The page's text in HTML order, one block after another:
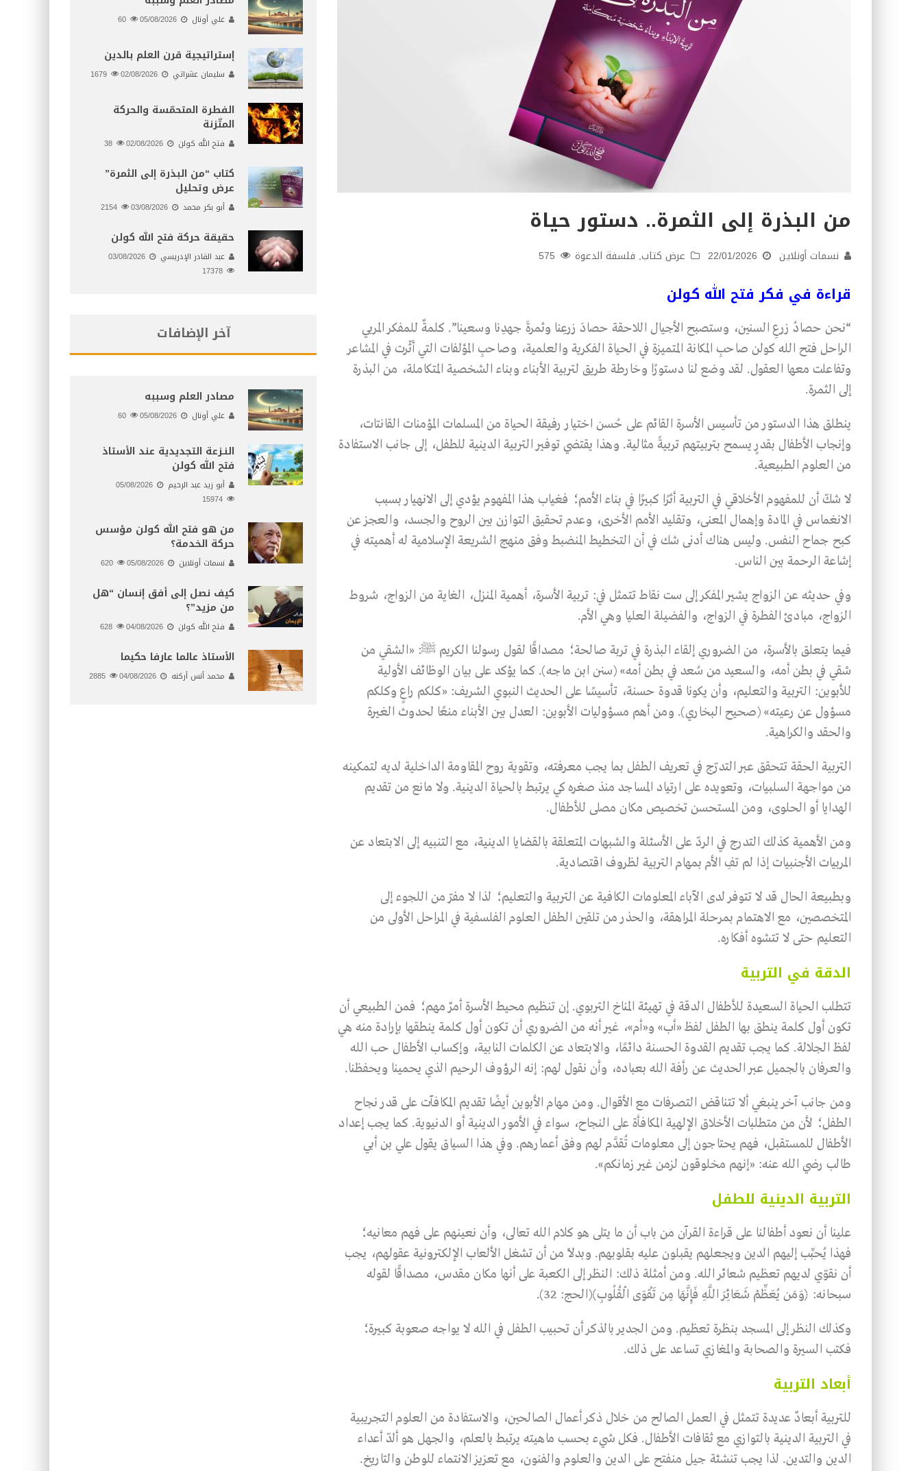
من البذرة إلى الثمرة.. دستور حياة
نسمات أونلاين 22/01/2026 عرض كتاب, فلسفة الدعوة
قراءة في فكر فتح الله كولن
“نحن حصادُ زرعِ السنين، وستصبح الأجيال اللاحقة حصادَ زرعِنا وثمرةَ جهدِنا وسعينا”. كلمةٌ للمفكر المربي
الراحل فتح الله كولن صاحبِ المكانة المتميزة في الحياة الفكرية والعلمية، وصاحبِ المؤلفات التي أثّرت في المشاعر
وتفاعلت معها العقول. لقد وضع لنا دستورًا وخارطة طريق لتربية الأبناء وبناء الشخصية المتكاملة، من البذرة
إلى الثمرة.
ينطلق هذا الدستور من تأسيس الأسرة القائم على حُسن اختيار رفيقة الحياة من المسلمات المؤمنات القانتات،
وإنجاب الأطفال بقدرٍ يسمح بتربيتهم تربيةً مثالية. وهذا يقتضي توفير التربية الدينية للطفل، إلى جانب الاستفادة
من العلوم الطبيعية.
لا شكّ أن للمفهوم الأخلاقي في التربية أثرًا كبيرًا في بناء الأمم؛ فغياب هذا المفهوم يؤدي إلى الانهيار بسبب
الانغماس في المادة وإهمال المعنى، وتقليد الأمم الأخرى، وعدم تحقيق التوازن بين الروح والجسد، والعجز عن
كبح جماح النفس. وليس هناك أدنى شك في أن التخطيط المنضبط وفق منهج الشريعة الإسلامية له أهميته في
إشاعة الرحمة بين الناس.
وفي حديثه عن الزواج يشير المفكر إلى ست نقاط تتمثل في: تربية الأسرة، أهمية المنزل، الغاية من الزواج، شروط
الزواج، مبادئ الفطرة في الزواج، والفضيلة العليا وهي الأم.
فيما يتعلق بالأسرة، من الضروري إلقاء البذرة في تربة صالحة؛ مصداقًا لقول رسولنا الكريم ﷺ: «الشقي من
شقي في بطن أمه، والسعيد من سُعد في بطن أمه» (سنن ابن ماجه). كما يؤكد على بيان الوظائف الأولية
للأبوين: التربية والتعليم، وأن يكونا قدوة حسنة، تأسيسًا على الحديث النبوي الشريف: «كلكم راعٍ وكلكم
مسؤول عن رعيته» (صحيح البخاري). ومن أهم مسؤوليات الأبوين: العدل بين الأبناء منعًا لحدوث الغيرة
والحقد والكراهية.
التربية الحقة تتحقق عبر التدرّج في تعريف الطفل بما يجب معرفته، وتقوية روح المقاومة الداخلية لديه لتمكينه
من مواجهة السلبيات، وتعويده على ارتياد المساجد منذ صغره كي يرتبط بالحياة الدينية. ولا مانع من تقديم
الهدايا أو الحلوى، ومن المستحسن تخصيص مكان مصلى للأطفال.
ومن الأهمية كذلك التدرج في الردّ على الأسئلة والشبهات المتعلقة بالقضايا الدينية، مع التنبيه إلى الابتعاد عن
المربيات الأجنبيات إذا لم تفِ الأم بمهام التربية لظروف اقتصادية.
وبطبيعة الحال قد لا تتوفر لدى الآباء المعلومات الكافية عن التربية والتعليم؛ لذا لا مفرّ من اللجوء إلى
المتخصصين، مع الاهتمام بمرحلة المراهقة، والحذر من تلقين الطفل العلوم الفلسفية في المراحل الأولى من
التعليم حتى لا تتشوه أفكاره.
الدقة في التربية
تتطلب الحياة السعيدة للأطفال الدقة في تهيئة المناخ التربوي. إن تنظيم محيط الأسرة أمرٌ مهم؛ فمن الطبيعي أن
تكون أول كلمة ينطق بها الطفل لفظ «أب» و«أم»، غير أنه من الضروري أن تكون أول كلمة ينطقها بإرادة منه هي
لفظ الجلالة. كما يجب تقديم القدوة الحسنة دائمًا، والابتعاد عن الكلمات النابية، وإكساب الأطفال حب الله
والعرفان بالجميل عبر الحديث عن رأفة الله بعباده، وأن نقول لهم: إنه الرؤوف الرحيم الذي يحمينا ويحفظنا.
ومن جانب آخر ينبغي ألا تتناقض التصرفات مع الأقوال. ومن مهام الأبوين أيضًا تقديم المكافآت على قدر نجاح
الطفل؛ لأن من متطلبات الأخلاق الإلهية المكافأة على النجاح، سواء في الأمور الدينية أو الدنيوية. كما يجب إعداد
الأطفال للمستقبل، فهم يحتاجون إلى معلومات تُقدَّم لهم وفق أعمارهم. وفي هذا السياق يقول علي بن أبي
طالب رضي الله عنه: «إنهم مخلوقون لزمن غير زمانكم».
التربية الدينية للطفل
علينا أن نعود أطفالنا على قراءة القرآن من باب أن ما يتلى هو كلام الله تعالى، وأن نعينهم على فهم معانيه؛
فهذا يُحبِّب إليهم الدين ويجعلهم يقبلون عليه بقلوبهم. وبدلاً من أن تشغل الألعاب الإلكترونية عقولهم، يجب
أن نقوّي لديهم تعظيم شعائر الله. ومن أمثلة ذلك: النظر إلى الكعبة على أنها مكان مقدس، مصداقًا لقوله
سبحانه: ﴿وَمَن يُعَظِّمْ شَعَائِرَ اللَّهِ فَإِنَّهَا مِن تَقْوَى الْقُلُوبِ﴾(الحج: 32).
وكذلك النظر إلى المسجد بنظرة تعظيم. ومن الجدير بالذكر أن تحبيب الطفل في الله لا يواجه صعوبة كبيرة؛
فكتب السيرة والصحابة والمغازي تساعد على ذلك.
أبعاد التربية
للتربية أبعادٌ عديدة تتمثل في العمل الصالح من خلال ذكر أعمال الصالحين، والاستفادة من العلوم التجريبية
في التربية الدينية بالتوازي مع ثقافات الأطفال. فكل شيء بحسب ماهيته يرتبط بالعلم، والجهل هو ألدّ أعداء
الدين والتدين. لذا يجب تنشئة جيل منفتح على الدين والعلوم والفنون، مع تعزيز الانتماء للوطن والتاريخ.
علي أونال 05/08/2026
إستراتيجية قرن العلم بالدين
سليمان عشراتي 02/08/2026
الفطرة المتحمّسة والحركة
المتّزنة
فتح الله كولن 02/08/2026
كتاب “من البذرة إلى الثمرة”
عرض وتحليل
أبو بكر محمد 03/08/2026
حقيقة حركة فتح الله كولن
عبد القادر الإدريسي
03/08/2026
آخر الإضافات
مصادر العلم وسببه
علي أونال 05/08/2026
النـزعة التجديدية عند الأستاذ
فتح الله كولن
أبو زيد عبد الرحيم
05/08/2026
من هو فتح الله كولن مؤسس
حركة الخدمة؟
نسمات أونلاين 05/08/2026
كيف نصل إلى أفق إنسان “هل
من مزيد”؟
فتح الله كولن 04/08/2026
الأستاذ عالما عارفا حكيما
محمد أنس أركنه 04/08/2026